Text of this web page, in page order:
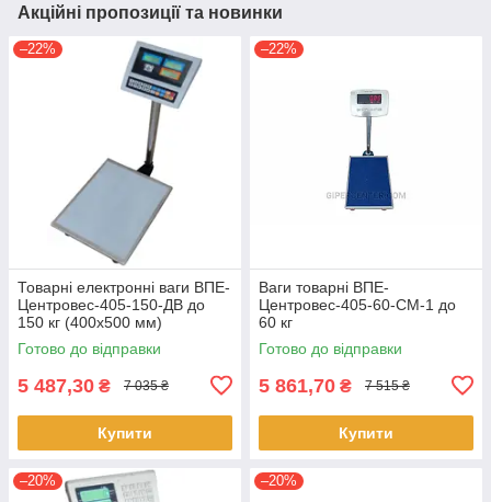
Акційні пропозиції та новинки
–22%
Товарні електронні ваги ВПЕ-
Центровес-405-150-ДВ до
150 кг (400х500 мм)
Готово до відправки
5 487,30 ₴ 7 035 ₴
Купити
–22%
Ваги товарні ВПЕ-
Центровес-405-60-СМ-1 до
60 кг
Готово до відправки
5 861,70 ₴ 7 515 ₴
Купити
–20% –20%